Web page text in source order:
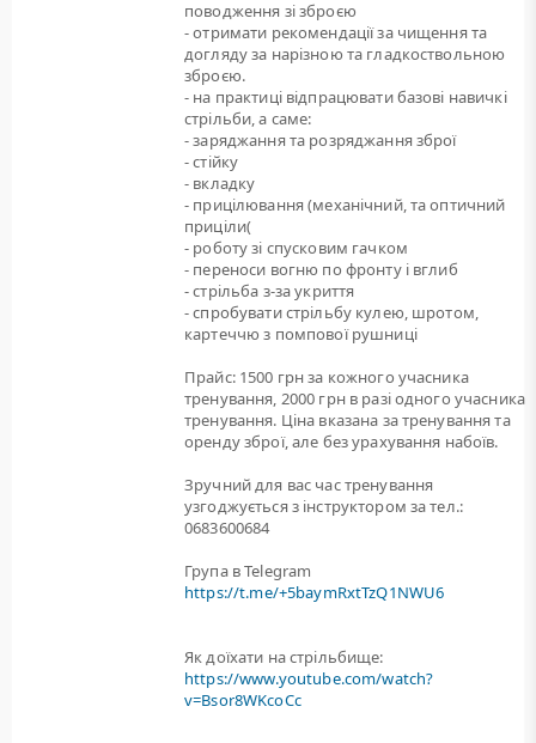
поводження зі зброєю
- отримати рекомендації за чищення та
догляду за нарізною та гладкоствольною
зброєю.
- на практиці відпрацювати базові навичкі
стрільби, а саме:
- заряджання та розряджання зброї
- стійку
- вкладку
- прицілювання (механічний, та оптичний
приціли(
- роботу зі спусковим гачком
- переноси вогню по фронту і вглиб
- стрільба з-за укриття
- спробувати стрільбу кулею, шротом,
картеччю з помпової рушниці
Прайс: 1500 грн за кожного учасника
тренування, 2000 грн в разі одного учасника
тренування. Ціна вказана за тренування та
оренду зброї, але без урахування набоїв.
Зручний для вас час тренування
узгоджується з інструктором за тел.:
0683600684
Група в Telegram
https://t.me/+5baymRxtTzQ1NWU6
Як доїхати на стрільбище:
https://www.youtube.com/watch?
v=Bsor8WKcoCc